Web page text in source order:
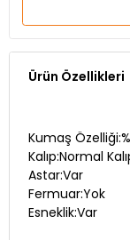
Ürün Özellikleri
Kalıp:Normal
Astar:Var
Fermuar:Yok
Esneklik:Var